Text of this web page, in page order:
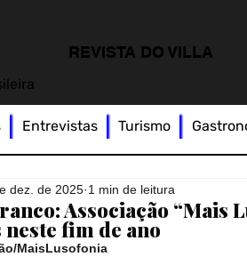
REVISTA DO VILLA
Associação “Mais
fim de ano
dez. de 2025 1 min de leitura
MaisLusofonia
Entrevistas Turismo